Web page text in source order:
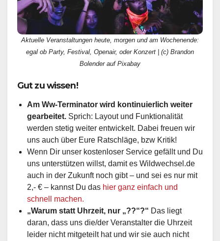
Aktuelle Veranstaltungen heute, morgen und am Wochenende:
egal ob Party, Festival, Openair, oder Konzert | (c) Brandon
Bolender auf Pixabay
Gut zu wissen!
Am Ww-Terminator wird kontinuierlich weiter
gearbeitet. Sprich: Layout und Funktionalität
werden stetig weiter entwickelt. Dabei freuen wir
uns auch über Eure Ratschläge, bzw Kritik!
Wenn Dir unser kostenloser Service gefällt und Du
uns unterstützen willst, damit es Wildwechsel.de
auch in der Zukunft noch gibt – und sei es nur mit
2,- € – kannst Du das hier ganz einfach und
schnell machen.
„Warum statt Uhrzeit, nur „??“?“ Das liegt
daran, dass uns die/der Veranstalter die Uhrzeit
leider nicht mitgeteilt hat und wir sie auch nicht